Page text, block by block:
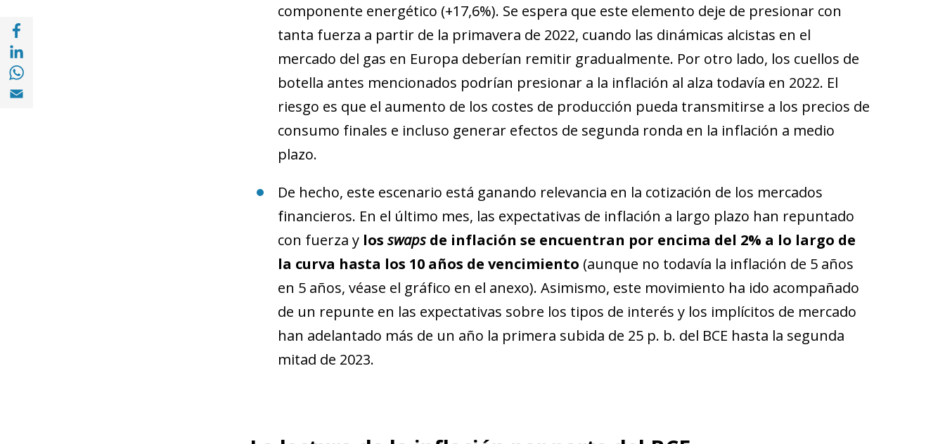
Compartir en Facebook (opens in a new window)
Compartir en with Linkedin (opens in a new window)
Compartir en with Whatsapp (opens in a new window)
Compartir en Email (opens in a new window)
componente energético (+17,6%). Se espera que este elemento deje de presionar con
tanta fuerza a partir de la primavera de 2022, cuando las dinámicas alcistas en el
mercado del gas en Europa deberían remitir gradualmente. Por otro lado, los cuellos de
botella antes mencionados podrían presionar a la inflación al alza todavía en 2022. El
riesgo es que el aumento de los costes de producción pueda transmitirse a los precios de
consumo finales e incluso generar efectos de segunda ronda en la inflación a medio
plazo.
De hecho, este escenario está ganando relevancia en la cotización de los mercados
financieros. En el último mes, las expectativas de inflación a largo plazo han repuntado
con fuerza y los swapsde inflación se encuentran por encima del 2% a lo largo de
la curva hasta los 10 años de vencimiento (aunque no todavía la inflación de 5 años
en 5 años, véase el gráfico en el anexo). Asimismo, este movimiento ha ido acompañado
de un repunte en las expectativas sobre los tipos de interés y los implícitos de mercado
han adelantado más de un año la primera subida de 25 p. b. del BCE hasta la segunda
mitad de 2023.